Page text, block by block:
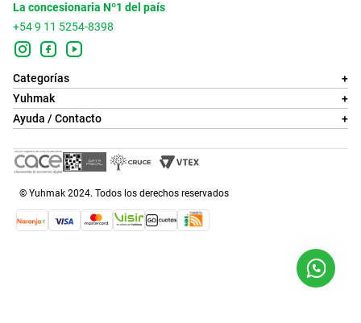
La concesionaria Nº1 del país
+54 9 11 5254-8398
Categorías
+
Yuhmak
+
Ayuda / Contacto
+
© Yuhmak 2024. Todos los derechos reservados